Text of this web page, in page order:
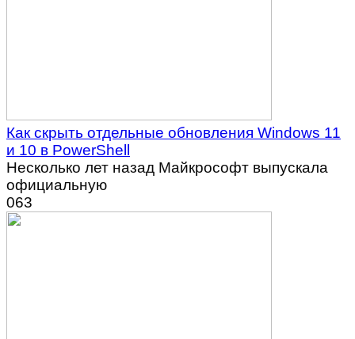
Как скрыть отдельные обновления Windows 11
и 10 в PowerShell
Несколько лет назад Майкрософт выпускала
официальную
063